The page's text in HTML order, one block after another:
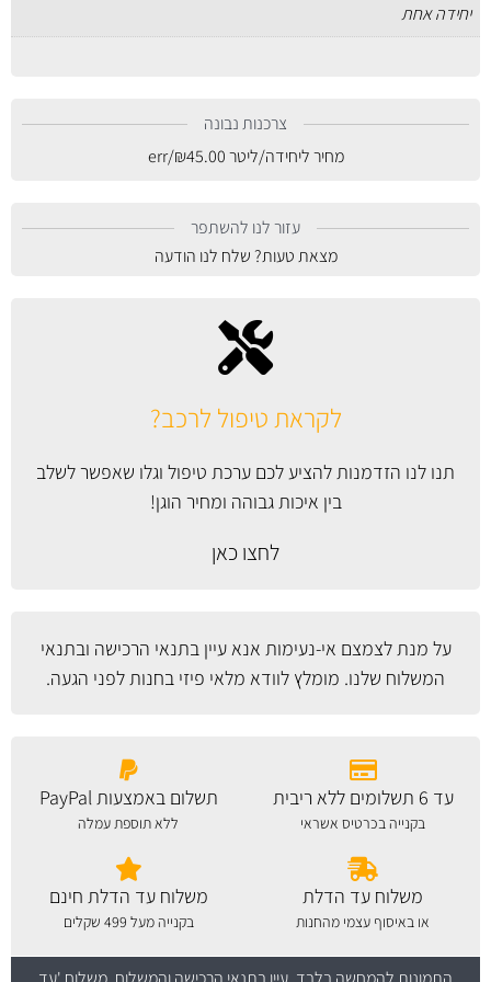
לקראת טיפול לרכב?
תנו לנו הזדמנות להציע לכם ערכת טיפול וגלו שאפשר לשלב
בין איכות גבוהה ומחיר הוגן!
לחצו כאן
על מנת לצמצם אי-נעימות אנא עייןבתנאי הרכישה ובתנאי
המשלוח שלנו. מומלץ לוודא מלאי פיזי בחנות לפני הגעה.
יחידה אחת
צרכנות נבונה
מחיר ליחידה/ליטר
₪45.00
/err
עזור לנו להשתפר
מצאת טעות? שלח לנו הודעה
עד 6 תשלומים ללא ריבית
בקנייה בכרטיס אשראי
תשלום באמצעות PayPal
ללא תוספת עמלה
משלוח עד הדלת
או באיסוף עצמי מהחנות
משלוח עד הדלת חינם
בקנייה מעל 499 שקלים